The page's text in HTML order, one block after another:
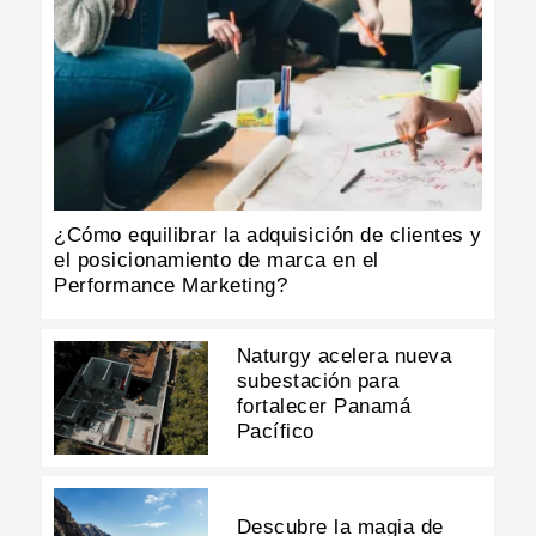
¿Cómo equilibrar la adquisición de clientes y
el posicionamiento de marca en el
Performance Marketing?
Naturgy acelera nueva
subestación para
fortalecer Panamá
Pacífico
Descubre la magia de